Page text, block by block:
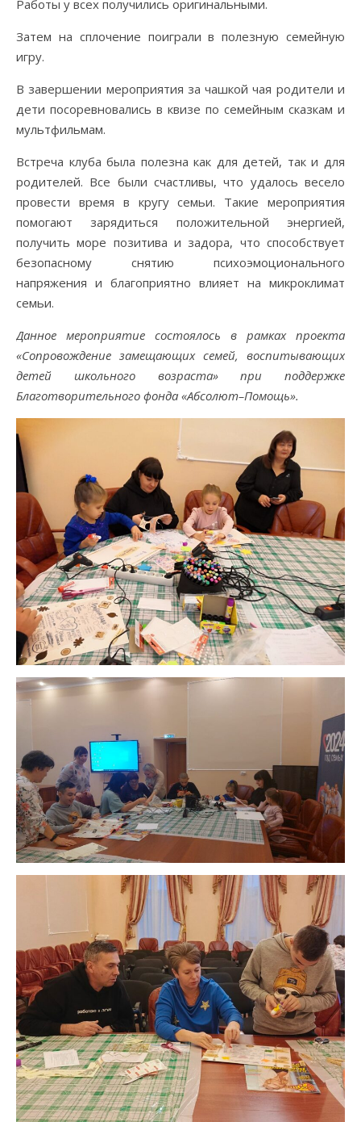
Работы у всех получились оригинальными.
Затем на сплочение поиграли в полезную семейную
игру.
В завершении мероприятия за чашкой чая родители и
дети посоревновались в квизе по семейным сказкам и
мультфильмам.
Встреча клуба была полезна как для детей, так и для
родителей. Все были счастливы, что удалось весело
провести время в кругу семьи. Такие мероприятия
помогают зарядиться положительной энергией,
получить море позитива и задора, что способствует
безопасному снятию психоэмоционального
напряжения и благоприятно влияет на микроклимат
семьи.
Данное мероприятие состоялось в рамках проекта
«Сопровождение замещающих семей, воспитывающих
детей школьного возраста» при поддержке
Благотворительного фонда «Абсолют–Помощь».